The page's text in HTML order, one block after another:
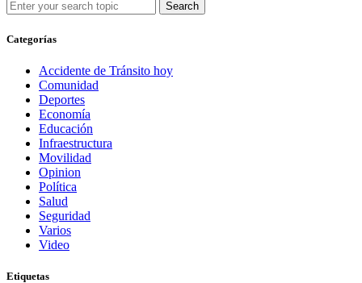
Search
Categorías
Accidente de Tránsito hoy
Comunidad
Deportes
Economía
Educación
Infraestructura
Movilidad
Opinion
Política
Salud
Seguridad
Varios
Video
Etiquetas